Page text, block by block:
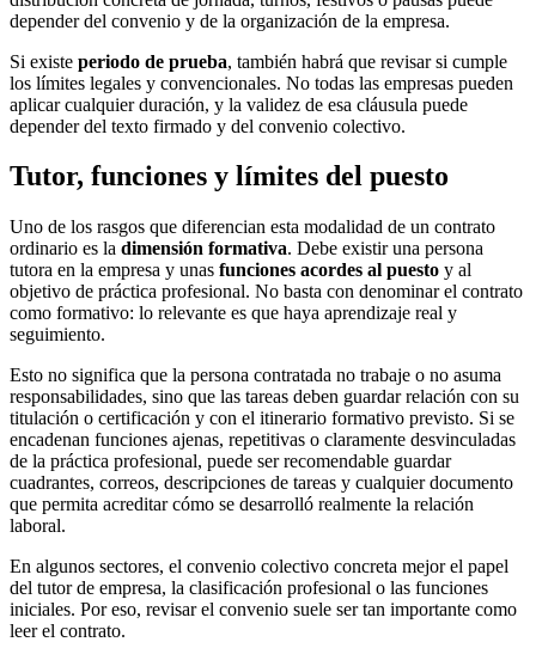
depender del convenio y de la organización de la empresa.
Si existe periodo de prueba, también habrá que revisar si cumple
los límites legales y convencionales. No todas las empresas pueden
aplicar cualquier duración, y la validez de esa cláusula puede
depender del texto firmado y del convenio colectivo.
Tutor, funciones y límites del puesto
Uno de los rasgos que diferencian esta modalidad de un contrato
ordinario es la dimensión formativa. Debe existir una persona
tutora en la empresa y unas funciones acordes al puesto y al
objetivo de práctica profesional. No basta con denominar el contrato
como formativo: lo relevante es que haya aprendizaje real y
seguimiento.
Esto no significa que la persona contratada no trabaje o no asuma
responsabilidades, sino que las tareas deben guardar relación con su
titulación o certificación y con el itinerario formativo previsto. Si se
encadenan funciones ajenas, repetitivas o claramente desvinculadas
de la práctica profesional, puede ser recomendable guardar
cuadrantes, correos, descripciones de tareas y cualquier documento
que permita acreditar cómo se desarrolló realmente la relación
laboral.
En algunos sectores, el convenio colectivo concreta mejor el papel
del tutor de empresa, la clasificación profesional o las funciones
iniciales. Por eso, revisar el convenio suele ser tan importante como
leer el contrato.